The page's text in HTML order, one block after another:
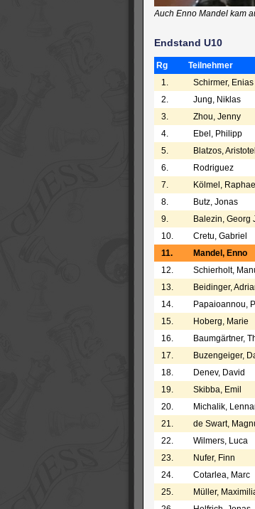
Auch Enno Mandel kam
Endstand U10
Rg Teilnehmer
1.
Schirmer, Enias
2.
Jung, Niklas
3.
Zhou, Jenny
4.
Ebel, Philipp
5.
Blatzos,
6.
Rodriguez
7.
Kölmel,
8.
Butz, Jonas
9.
Balezin, Georg
10.
Cretu, Gabriel
11.
Mandel, Enno
12.
Schierholt,
13.
Beidinger,
14.
Papaioannou,
15.
Hoberg, Marie
16.
Baumgärtner,
17.
Buzengeiger,
18.
Denev, David
19.
Skibba, Emil
20.
Michalik,
21.
de Swart,
22.
Wilmers, Luca
23.
Nufer, Finn
24.
Cotarlea, Marc
25.
Müller,